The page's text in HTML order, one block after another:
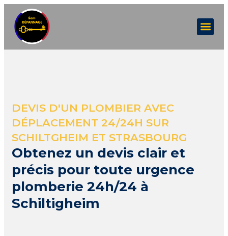
DEVIS D'UN PLOMBIER AVEC
DÉPLACEMENT 24/24H SUR
SCHILTGHEIM ET STRASBOURG
Obtenez un devis clair et
précis pour toute urgence
plomberie 24h/24 à
Schiltigheim